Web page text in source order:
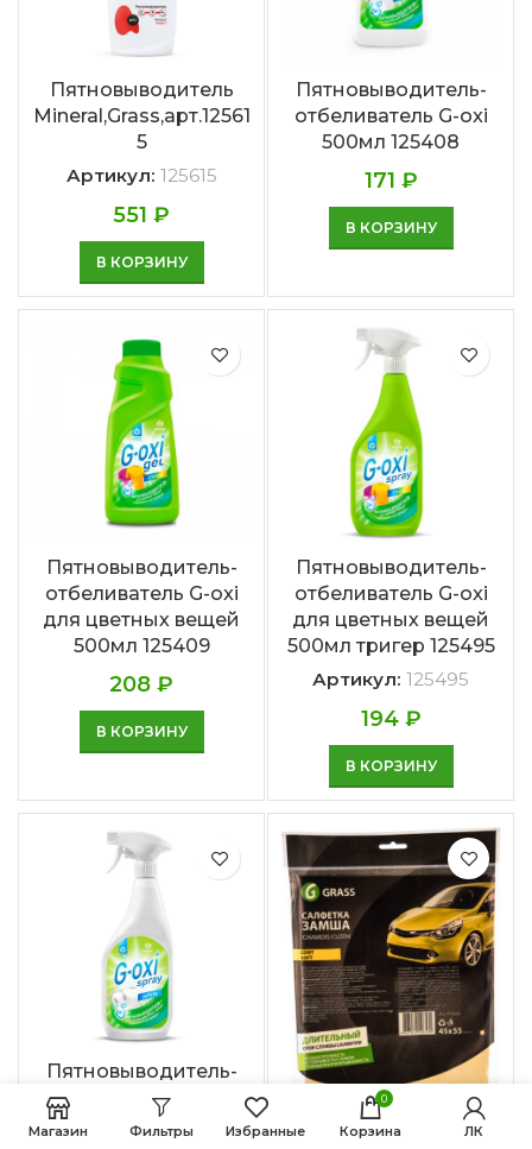
Пятновыводитель
Mineral,Grass,арт.12561
5
Артикул: 125615
551 ₽
В КОРЗИНУ
Пятновыводитель-
отбеливатель G-oxi
500мл 125408
171 ₽
В КОРЗИНУ
Пятновыводитель-
отбеливатель G-oxi
для цветных вещей
500мл 125409
208 ₽
В КОРЗИНУ
Пятновыводитель-
отбеливатель G-oxi
для цветных вещей
500мл тригер 125495
Артикул: 125495
194 ₽
В КОРЗИНУ
Пятновыводитель-
отбеливатель G-oxi,
тригер 500мл 125494
Салфетка замша Profi
Магазин Фильтры Избранные
0
Корзина ЛК